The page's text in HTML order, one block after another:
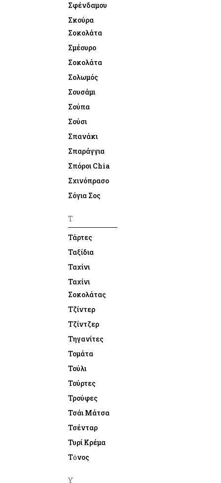
Σφένδαμου
Σκούρα
Σοκολάτα
Σμέουρο
Σοκολάτα
Σολωμός
Σουσάμι
Σούπα
Σούσι
Σπανάκι
Σπαράγγια
Σπόροι Chia
Σχινόπρασο
Σόγια Σος
Τ
Τάρτες
Ταξίδια
Ταχίνι
Ταχίνι
Σοκολάτας
Τζίντερ
Τζίντζερ
Τηγανίτες
Τομάτα
Τούλι
Τούρτες
Τρούφες
Τσάι Μάτσα
Τσένταρ
Τυρί Κρέμα
Τὀνος
Υ